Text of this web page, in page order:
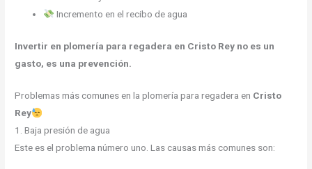
Incremento en el recibo de agua
Invertir en plomería para regadera en Cristo Rey no es un
gasto, es una prevención.
Problemas más comunes en la plomería para regadera en Cristo
Rey
1. Baja presión de agua
Este es el problema número uno. Las causas más comunes son: